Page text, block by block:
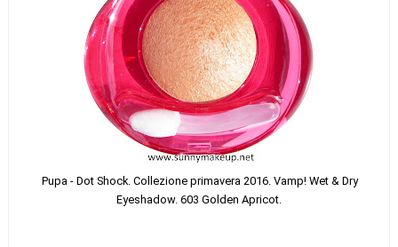
Pupa - Dot Shock. Collezione primavera 2016. Vamp! Wet & Dry
Eyeshadow. 603 Golden Apricot.